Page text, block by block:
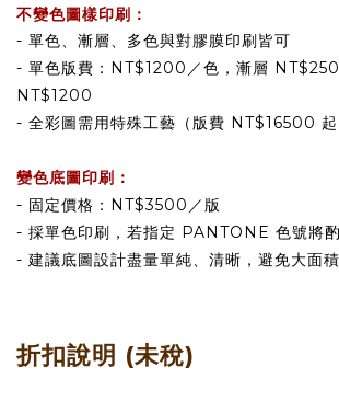
不變色圖樣印刷：
- 單色、漸層、多色與對膠膜印刷皆可
- 單色版費：NT$1200／色，漸層
NT$1200
- 全彩圖需用特殊工藝（版費 NT$16500 起
變色底圖印刷：
- 固定價格：NT$3500／版
- 採單色印刷，若指定 PANTONE 色號將
- 建議底圖設計盡量單純、清晰，避免大面
折扣說明 (未稅)